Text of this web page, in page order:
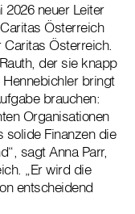
neuer Leiter
Österreich
Österreich.
der sie knapp
bringt
brauchen:
Organisationen
solide Finanzen die
sagt Anna Parr,
„Er wird die
entscheidend